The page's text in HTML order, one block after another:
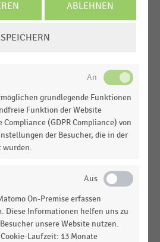
in Deutschland nach Dichte der
vegetarischen Restaurants (2021)
deutscher Städte mit 100
Tausend Einwohnern (2014-2019)
EINZELHANDEL|STATISTIK
für Einzelhandelsflächen (80-120
in Deutschland (2015-2019)
deutscher Städte mit 100
Tausend Einwohnern (2013-2019)
EINZELHANDEL STATISTIK
für 1A-Lagen deutscher Städte
Tausend Einwohnern (2019)
ABLEHNEN
SPEICHERN
grundlegende Funktionen
Funktion der Website
(GDPR Compliance) von
der Besucher, die in der
wurden.
On-Premise erfassen
Diese Informationen helfen uns zu
unsere Website nutzen.
Laufzeit: 13 Monate